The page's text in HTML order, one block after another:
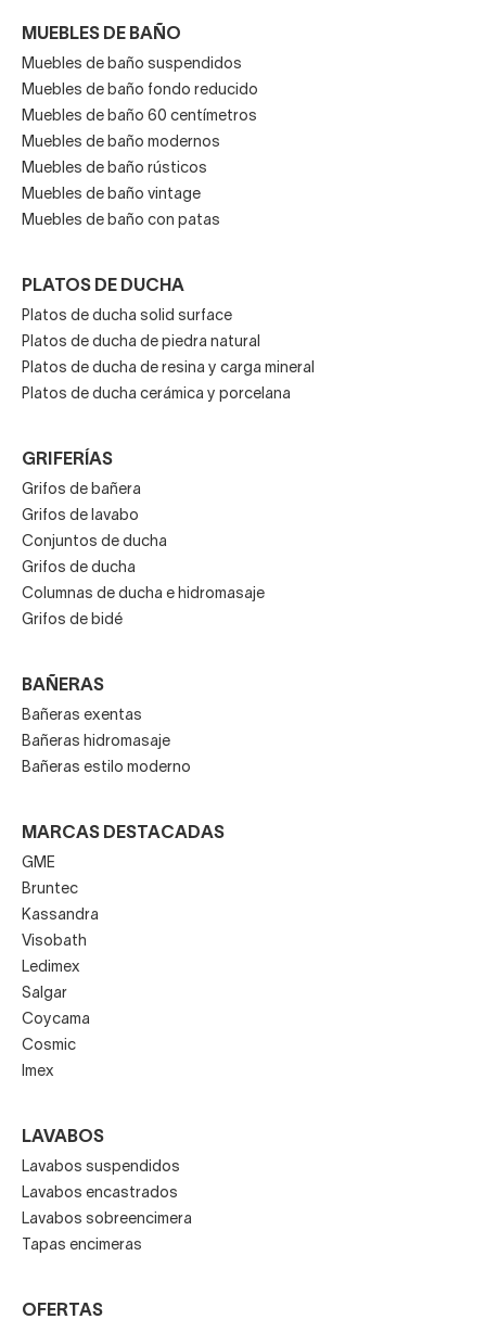
MUEBLES DE BAÑO
Muebles de baño suspendidos
Muebles de baño fondo reducido
Muebles de baño 60 centímetros
Muebles de baño modernos
Muebles de baño rústicos
Muebles de baño vintage
Muebles de baño con patas
PLATOS DE DUCHA
Platos de ducha solid surface
Platos de ducha de piedra natural
Platos de ducha de resina y carga mineral
Platos de ducha cerámica y porcelana
GRIFERÍAS
Grifos de bañera
Grifos de lavabo
Conjuntos de ducha
Grifos de ducha
Columnas de ducha e hidromasaje
Grifos de bidé
BAÑERAS
Bañeras exentas
Bañeras hidromasaje
Bañeras estilo moderno
MARCAS DESTACADAS
GME
Bruntec
Kassandra
Visobath
Ledimex
Salgar
Coycama
Cosmic
Imex
LAVABOS
Lavabos suspendidos
Lavabos encastrados
Lavabos sobreencimera
Tapas encimeras
OFERTAS